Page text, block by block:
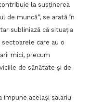
la susținerea
de muncă”, se arată în
subliniază că situația
care au o
mici, precum
de sănătate și de
impune același salariu